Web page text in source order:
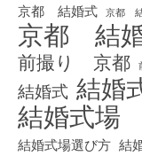
京都 結婚式 京都
京都 結
前撮り 京都
結婚式 結婚
結婚式場
結婚式場選び方 結